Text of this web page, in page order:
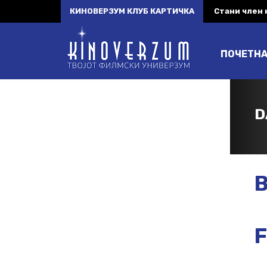
КИНОВЕРЗУМ КЛУБ КАРТИЧКА Стани член
ПОЧЕТНА